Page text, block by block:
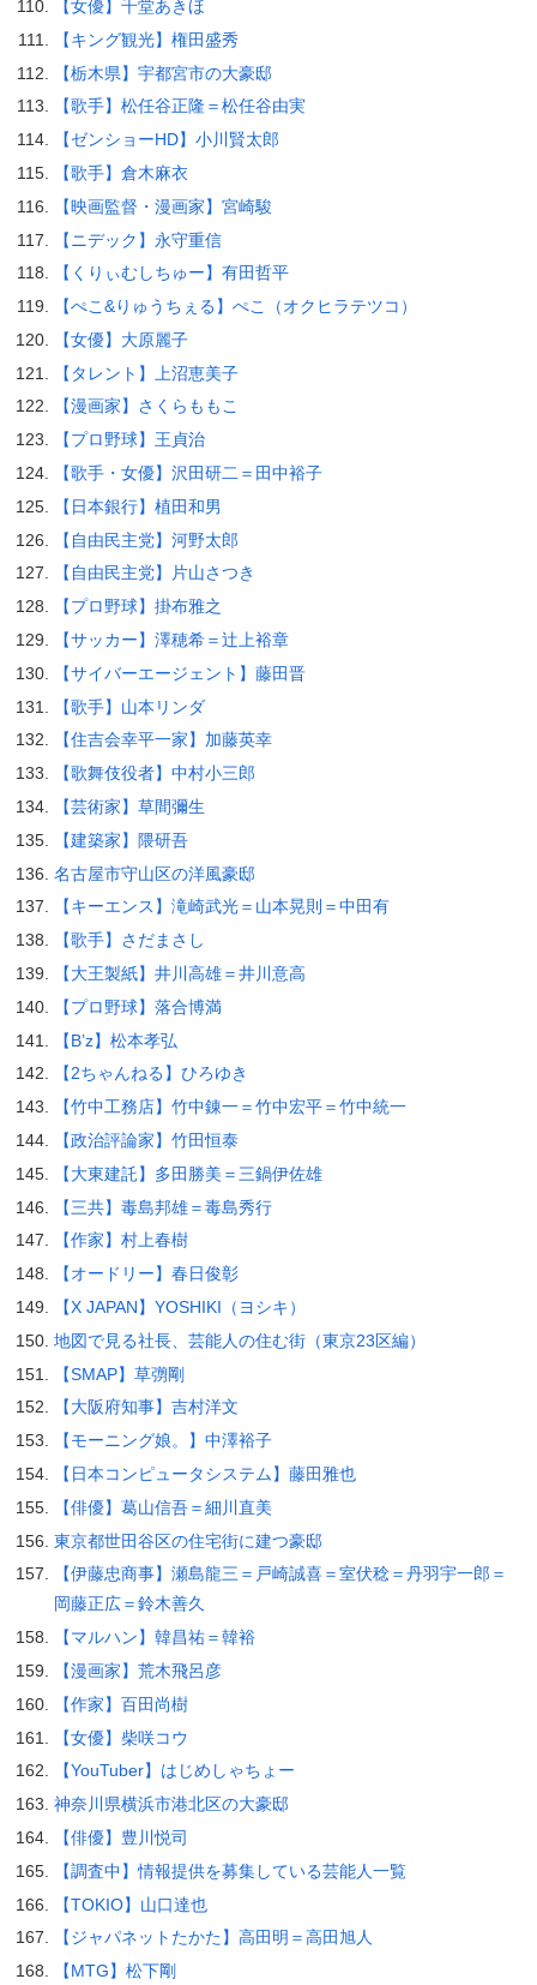
【女優】千堂あきほ
【キング観光】権田盛秀
【栃木県】宇都宮市の大豪邸
【歌手】松任谷正隆＝松任谷由実
【ゼンショーHD】小川賢太郎
【歌手】倉木麻衣
【映画監督・漫画家】宮崎駿
【ニデック】永守重信
【くりぃむしちゅー】有田哲平
【ぺこ&りゅうちぇる】ぺこ（オクヒラテツコ）
【女優】大原麗子
【タレント】上沼恵美子
【漫画家】さくらももこ
【プロ野球】王貞治
【歌手・女優】沢田研二＝田中裕子
【日本銀行】植田和男
【自由民主党】河野太郎
【自由民主党】片山さつき
【プロ野球】掛布雅之
【サッカー】澤穂希＝辻上裕章
【サイバーエージェント】藤田晋
【歌手】山本リンダ
【住吉会幸平一家】加藤英幸
【歌舞伎役者】中村小三郎
【芸術家】草間彌生
【建築家】隈研吾
名古屋市守山区の洋風豪邸
【キーエンス】滝崎武光＝山本晃則＝中田有
【歌手】さだまさし
【大王製紙】井川高雄＝井川意高
【プロ野球】落合博満
【B’z】松本孝弘
【2ちゃんねる】ひろゆき
【竹中工務店】竹中錬一＝竹中宏平＝竹中統一
【政治評論家】竹田恒泰
【大東建託】多田勝美＝三鍋伊佐雄
【三共】毒島邦雄＝毒島秀行
【作家】村上春樹
【オードリー】春日俊彰
【X JAPAN】YOSHIKI（ヨシキ）
地図で見る社長、芸能人の住む街（東京23区編）
【SMAP】草彅剛
【大阪府知事】吉村洋文
【モーニング娘。】中澤裕子
【日本コンピュータシステム】藤田雅也
【俳優】葛山信吾＝細川直美
東京都世田谷区の住宅街に建つ豪邸
【伊藤忠商事】瀬島龍三＝戸崎誠喜＝室伏稔＝丹羽宇一郎＝
岡藤正広＝鈴木善久
【マルハン】韓昌祐＝韓裕
【漫画家】荒木飛呂彦
【作家】百田尚樹
【女優】柴咲コウ
【YouTuber】はじめしゃちょー
神奈川県横浜市港北区の大豪邸
【俳優】豊川悦司
【調査中】情報提供を募集している芸能人一覧
【TOKIO】山口達也
【ジャパネットたかた】高田明＝高田旭人
【MTG】松下剛